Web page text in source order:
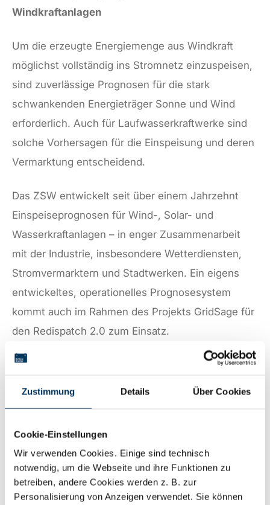
Zustimmung Details Über Cookies
Cookie-Einstellungen
Wir verwenden Cookies. Einige sind technisch
notwendig, um die Webseite und ihre Funktionen zu
betreiben, andere Cookies werden z. B. zur
Personalisierung von Anzeigen verwendet. Sie können
Windkraftanlagen
Um die erzeugte Energiemenge aus Windkraft
möglichst vollständig ins Stromnetz einzuspeisen,
sind zuverlässige Prognosen für die stark
schwankenden Energieträger Sonne und Wind
erforderlich. Auch für Laufwasserkraftwerke sind
solche Vorhersagen für die Einspeisung und deren
Vermarktung entscheidend.
Das ZSW entwickelt seit über einem Jahrzehnt
Einspeiseprognosen für Wind-, Solar- und
Wasserkraftanlagen – in enger Zusammenarbeit
mit der Industrie, insbesondere Wetterdiensten,
Stromvermarktern und Stadtwerken. Ein eigens
entwickeltes, operationelles Prognosesystem
kommt auch im Rahmen des Projekts GridSage für
den Redispatch 2.0 zum Einsatz.
Auch zur Gestaltung der komplexen
Zusammenhänge zwischen Wetterdaten,
Verfahren ein. Die Systeme werden mit
umfangreichen historischen Datensätzen trainiert
und getestet, bevor sie im täglichen Betrieb
verwendet werden – für Vorhersagen bis zu 180